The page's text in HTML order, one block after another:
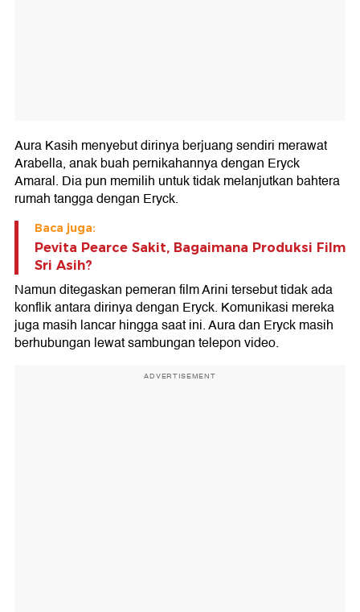
Aura Kasih menyebut dirinya berjuang sendiri merawat
Arabella, anak buah pernikahannya dengan Eryck
Amaral. Dia pun memilih untuk tidak melanjutkan bahtera
rumah tangga dengan Eryck.
Baca juga:
Pevita Pearce Sakit, Bagaimana Produksi Film
Sri Asih?
Namun ditegaskan pemeran film Arini tersebut tidak ada
konflik antara dirinya dengan Eryck. Komunikasi mereka
juga masih lancar hingga saat ini. Aura dan Eryck masih
berhubungan lewat sambungan telepon video.
ADVERTISEMENT